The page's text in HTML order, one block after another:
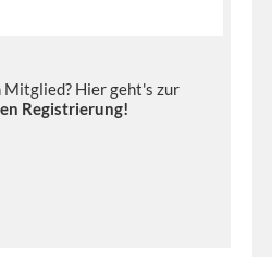
Mitglied? Hier geht's zur
Registrierung!